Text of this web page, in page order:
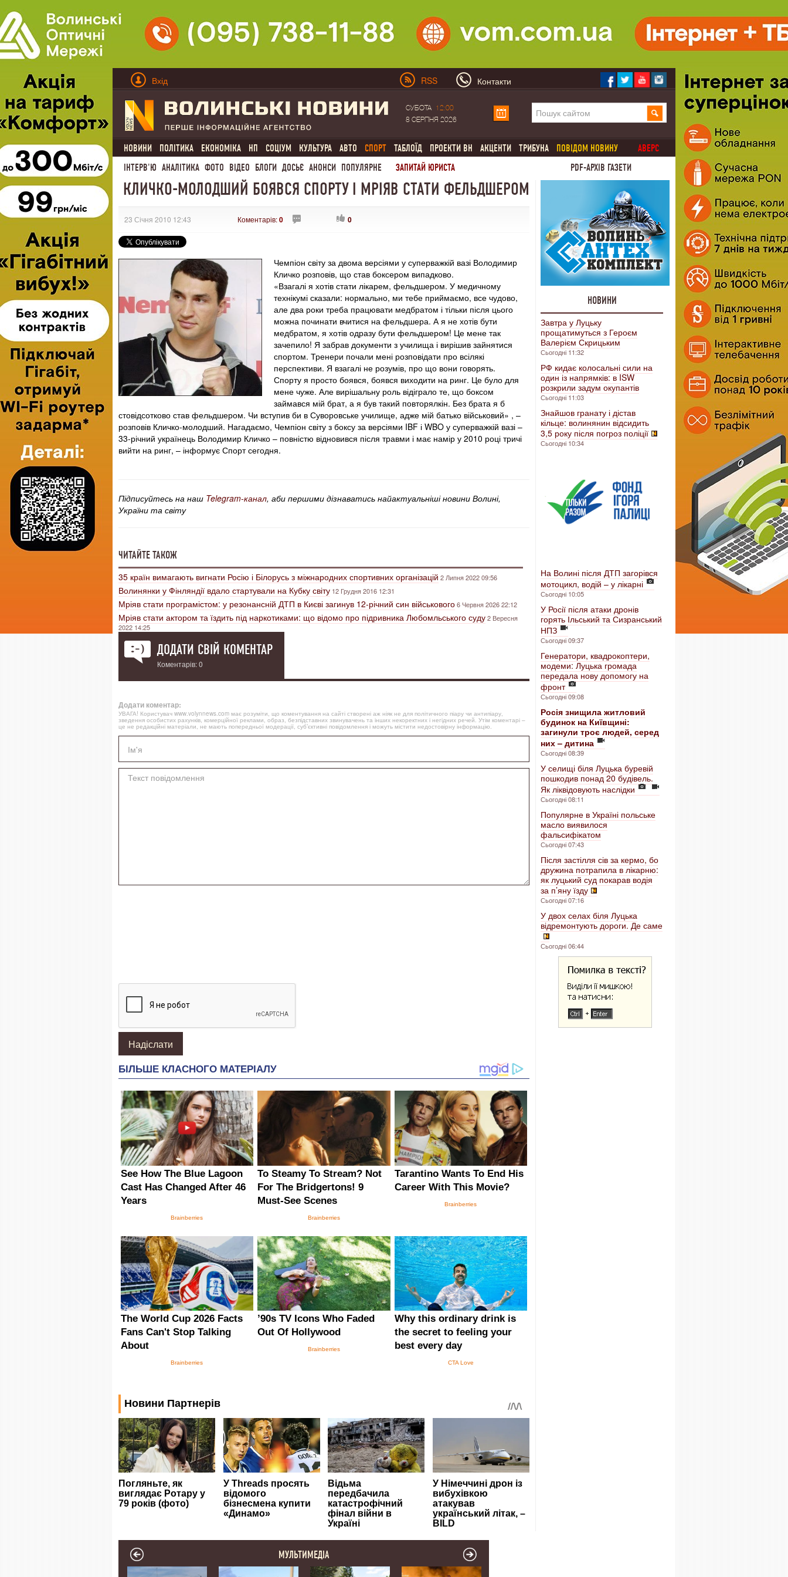
Вхід RSS Контакти
СУБОТА
12:00
8 СЕРПНЯ 2026
НОВИНИ ПОЛІТИКА ЕКОНОМІКА НП СОЦІУМ КУЛЬТУРА АВТО СПОРТ ТАБЛОЇД ПРОЕКТИ ВН АКЦЕНТИ ТРИБУНА ПОВІДОМ НОВИНУ
АВЕРС
ІНТЕРВ'Ю АНАЛІТИКА ФОТО ВІДЕО БЛОГИ ДОСЬЄ АНОНСИ ПОПУЛЯРНЕ ЗАПИТАЙ ЮРИСТА PDF-АРХІВ ГАЗЕТИ
КЛИЧКО-МОЛОДШИЙ БОЯВСЯ СПОРТУ І МРІЯВ СТАТИ ФЕЛЬДШЕРОМ
23 Січня 2010 12:43 Коментарів:0 0
Чемпіон світу за двома версіями у суперважкій вазі Володимир
Кличко розповів, що став боксером випадково.
«Взагалі я хотів стати лікарем, фельдшером. У медичному
технікумі сказали: нормально, ми тебе приймаємо, все чудово,
але два роки треба працювати медбратом і тільки після цього
можна починати вчитися на фельдшера. А я не хотів бути
медбратом, я хотів одразу бути фельдшером! Це мене так
зачепило! Я забрав документи з училища і вирішив зайнятися
спортом. Тренери почали мені розповідати про всілякі
перспективи. Я взагалі не розумів, про що вони говорять.
Спорту я просто боявся, боявся виходити на ринг. Це було для
мене чуже. Але вирішальну роль відіграло те, що боксом
займався мій брат, а я був такий повторялкін. Без брата я б
стовідсотково став фельдшером. Чи вступив би в Суворовське училище, адже мій батько військовий» , –
розповів Кличко-молодший. Нагадаємо, Чемпіон світу з боксу за версіями IBF і WBO у суперважкій вазі –
33-річний українець Володимир Кличко – повністю відновився після травми і має намір у 2010 році тричі
вийти на ринг, – інформує Спорт сегодня.
Підписуйтесь на наш Telegram-канал, аби першими дізнаватись найактуальніші новини Волині,
України та світу
ЧИТАЙТЕ ТАКОЖ
35 країн вимагають вигнати Росію і Білорусь з міжнародних спортивних організацій 2 Липня 2022 09:56
Волинянки у Фінляндії вдало стартували на Кубку світу 12 Грудня 2016 12:31
Мріяв стати програмістом: у резонансній ДТП в Києві загинув 12-річний син військового6 Червня 2026 22:12
Мріяв стати актором та їздить під наркотиками: що відомо про підривника Любомльського суду2 Вересня
2022 14:25
ДОДАТИ СВІЙ КОМЕНТАР
Коментарів: 0
Додати коментар:
УВАГА! Користувач www.volynnews.com має розуміти, що коментування на сайті створені аж ніяк не для політичного піару чи антипіару,
зведення особистих рахунків, комерційної реклами, образ, безпідставних звинувачень та інших некоректних і негідних речей. Утім коментарі –
це не редакційні матеріали, не мають попередньої модерації, суб’єктивні повідомлення і можуть містити недостовірну інформацію.
НОВИНИ
Завтра у Луцьку
прощатимуться з Героєм
Валерієм Скрицьким
Сьогодні 11:32
РФ кидає колосальні сили на
один із напрямків: в ISW
розкрили задум окупантів
Сьогодні 11:03
Знайшов гранату і дістав
кільце: волинянин відсидить
3,5 року після погроз поліції
Сьогодні 10:34
На Волині після ДТП загорівся
мотоцикл, водій – у лікарні
Сьогодні 10:05
У Росії після атаки дронів
горять Ільський та Сизранський
НПЗ
Сьогодні 09:37
Генератори, квадрокоптери,
модеми: Луцька громада
передала нову допомогу на
фронт
Сьогодні 09:08
Росія знищила житловий
будинок на Київщині:
загинули троє людей, серед
них – дитина
Сьогодні 08:39
У селищі біля Луцька буревій
пошкодив понад 20 будівель.
Як ліквідовують наслідки
Сьогодні 08:11
Популярне в Україні польське
масло виявилося
фальсифікатом
Сьогодні 07:43
Після застілля сів за кермо, бо
дружина потрапила в лікарню:
як луцький суд покарав водія
за п’яну їзду
Сьогодні 07:16
У двох селах біля Луцька
відремонтують дороги. Де саме
Сьогодні 06:44
МУЛЬТИМЕДІА